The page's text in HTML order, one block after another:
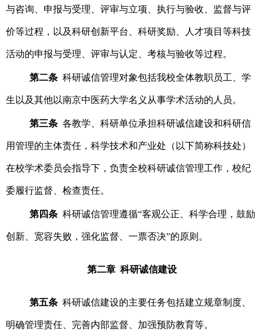
与咨询、申报与受理、评审与立项、执行与验收、监督与评
价等过程，以及科研创新平台、科研奖励、人才项目等科技
活动的申报与受理、评审与认定、考核与验收等过程。
第二条 科研诚信管理对象包括我校全体教职员工、学
生以及其他以南京中医药大学名义从事学术活动的人员。
第三条 各教学、科研单位承担科研诚信建设和科研信
用管理的主体责任，科学技术和产业处（以下简称科技处）
在校学术委员会指导下，负责全校科研诚信管理工作，校纪
委履行监督、检查责任。
第四条 科研诚信管理遵循“客观公正、科学合理，鼓励
创新、宽容失败，强化监督、一票否决”的原则。
第二章 科研诚信建设
第五条 科研诚信建设的主要任务包括建立规章制度、
明确管理责任、完善内部监督、加强预防教育等。